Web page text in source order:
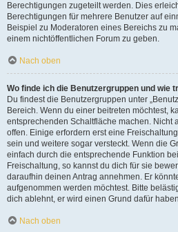
Berechtigungen zugeteilt werden. Dies
Berechtigungen für mehrere Benutzer auf
Beispiel zu Moderatoren eines Bereichs zu
einem nichtöffentlichen Forum zu geben.
Nach oben
Wo finde ich die Benutzergruppen und wie
Du findest die Benutzergruppen unter
Bereich. Wenn du einer beitreten möchtest,
entsprechenden Schaltfläche machen. Nicht
offen. Einige erfordern erst eine
sein und weitere sogar versteckt. Wenn die
einfach durch die entsprechende Funktion
Freischaltung, so kannst du dich für sie
daraufhin deinen Antrag annehmen. Er
aufgenommen werden möchtest. Bitte
dich ablehnt, er wird einen Grund dafür
Nach oben